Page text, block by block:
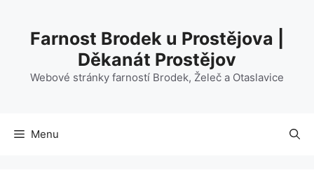
obsahFarnost Brodek u Prostějova |
Děkanát Prostějov
Webové stránky farností Brodek, Želeč a Otaslavice
Menu